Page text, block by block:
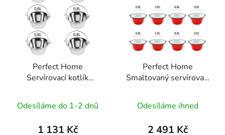
Perfect Home
Servírovací kotlík
12141
Odesíláme do 1-2 dnů
1 131 Kč
Perfect Home
Smaltovaný servírovací
12ks, 72111
Odesíláme ihned
2 491 Kč